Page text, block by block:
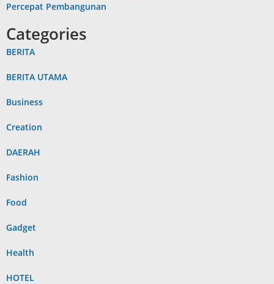
Percepat Pembangunan
Categories
BERITA
BERITA UTAMA
Business
Creation
DAERAH
Fashion
Food
Gadget
Health
HOTEL